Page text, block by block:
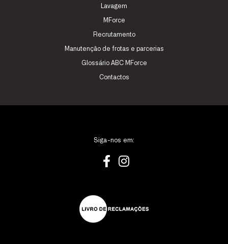
Lavagem
MForce
Recrutamento
Manutenção de frotas e parcerias
Glossário ABC MForce
Contactos
Siga-nos em: